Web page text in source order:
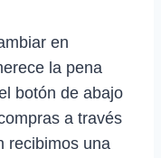
en
la pena
botón de abajo
a través
recibimos una